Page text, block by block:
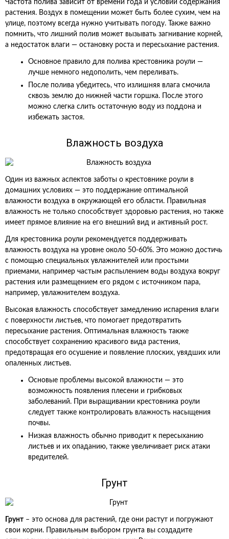
Частота полива зависит от времени года и условий содержания
растения. Воздух в помещении может быть более сухим, чем на
улице, поэтому всегда нужно учитывать погоду. Также важно
помнить, что лишний полив может вызывать загнивание корней,
а недостаток влаги — остановку роста и пересыхание растения.
Основное правило для полива крестовника роули —
лучше немного недополить, чем переливать.
После полива убедитесь, что излишняя влага смочила
сквозь землю до нижней части горшка. После этого
можно слегка слить остаточную воду из поддона и
избежать застоя.
Влажность воздуха
Один из важных аспектов заботы о крестовнике роули в
домашних условиях — это поддержание оптимальной
влажности воздуха в окружающей его области. Правильная
влажность не только способствует здоровью растения, но также
имеет прямое влияние на его внешний вид и активный рост.
Для крестовника роули рекомендуется поддерживать
влажность воздуха на уровне около 50-60%. Это можно достичь
с помощью специальных увлажнителей или простыми
приемами, например частым распылением воды воздуха вокруг
растения или размещением его рядом с источником пара,
например, увлажнителем воздуха.
Высокая влажность способствует замедлению испарения влаги
с поверхности листьев, что помогает предотвратить
пересыхание растения. Оптимальная влажность также
способствует сохранению красивого вида растения,
предотвращая его осушение и появление плоских, увядших или
опаленных листьев.
Основые проблемы высокой влажности — это
возможность появления плесени и грибковых
заболеваний. При выращивании крестовника роули
следует также контролировать влажность насыщения
почвы.
Низкая влажность обычно приводит к пересыханию
листьев и их опаданию, также увеличивает риск атаки
вредителей.
Грунт
Грунт – это основа для растений, где они растут и погружают
свои корни. Правильным выбором грунта вы создадите